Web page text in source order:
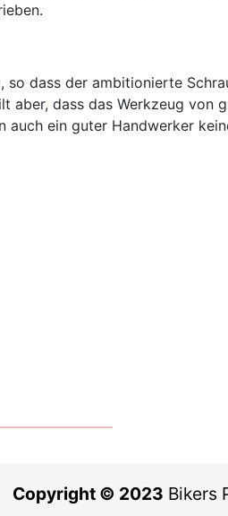
so dass der ambitionierte
aber, dass das Werkzeug von
auch ein guter Handwerker
Copyright © 2023 Bikers